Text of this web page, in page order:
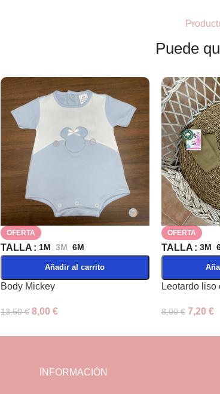
Puede
OFERTA
TALLA 1M 3M 6M
Añadir al carrito
Body Mickey
13,50€ 8,00 €
OFERTA
TALLA 3M
Leotardo liso
8,00€ 7,20 €
INFORMACIÓN